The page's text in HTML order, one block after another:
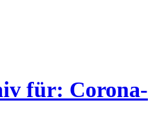
für: Corona-